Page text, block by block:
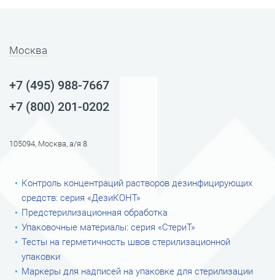
Москва
+7 (495) 988-7667
+7 (800) 201-0202
105094, Москва, а/я 8
Контроль концентраций растворов дезинфицирующих
средств: серия «ДезиКОНТ»
Предстерилизационная обработка
Упаковочные материалы: серия «СтериТ»
Тесты на герметичность швов стерилизационной
упаковки
Маркеры для надписей на упаковке для стерилизации